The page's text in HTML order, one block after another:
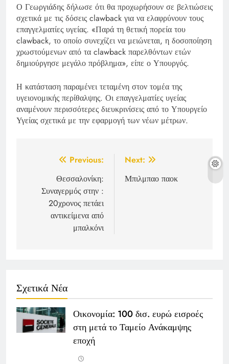
Ο Γεωργιάδης δήλωσε ότι θα προχωρήσουν σε βελτιώσεις
σχετικά με τις δόσεις clawback για να ελαφρύνουν τους
επαγγελματίες υγείας. «Παρά τη θετική πορεία του
clawback, το οποίο συνεχίζει να μειώνεται, η δοσοποίηση
χρωστούμενων από τα clawback παρελθόντων ετών
δημιούργησε μεγάλο πρόβλημα», είπε ο Υπουργός.
Η κατάσταση παραμένει τεταμένη στον τομέα της
υγειονομικής περίθαλψης. Οι επαγγελματίες υγείας
αναμένουν περισσότερες διευκρινίσεις από το Υπουργείο
Υγείας σχετικά με την εφαρμογή των νέων μέτρων.
navigation
Previous:
Θεσσαλονίκη:
Συναγερμός στην :
20χρονος πετάει
αντικείμενα από
μπαλκόνι
Next:
Μπιλμπαο παοκ
Σχετικά Νέα
Οικονομία: 100 δισ. ευρώ εισροές
στη μετά το Ταμείο Ανάκαμψης
εποχή